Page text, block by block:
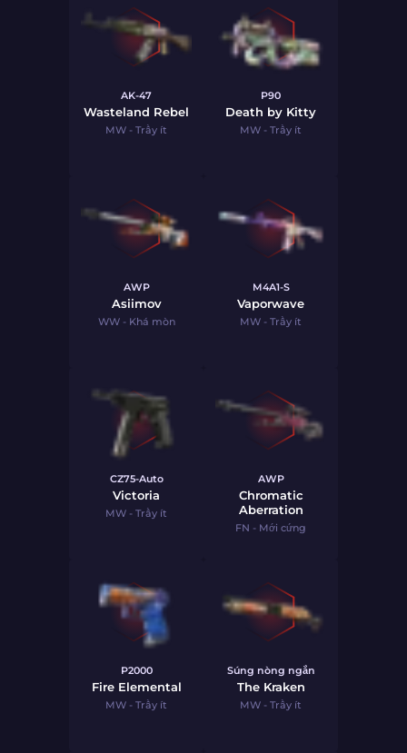
AK-47
Wasteland Rebel
MW - Trầy ít
P90
Death by Kitty
MW - Trầy ít
AWP
Asiimov
WW - Khá mòn
M4A1-S
Vaporwave
MW - Trầy ít
CZ75-Auto
Victoria
MW - Trầy ít
AWP
Chromatic
Aberration
FN - Mới cứng
P2000
Fire Elemental
MW - Trầy ít
Súng nòng ngắn
The Kraken
MW - Trầy ít